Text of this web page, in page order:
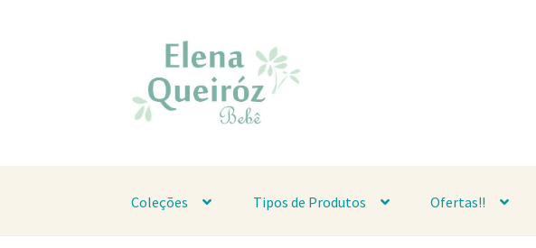
navegação
conteúdo
Coleções Tipos de Produtos Ofertas!!